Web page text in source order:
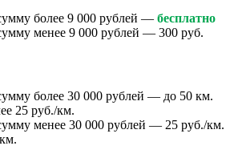
более 9 000 рублей — бесплатно
менее 9 000 рублей — 300 руб.
более 30 000 рублей — до 50 км.
25 руб./км.
менее 30 000 рублей — 25 руб./км.